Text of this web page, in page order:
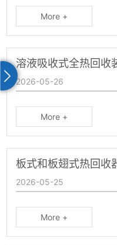
More +
溶液吸收式全热回收
2026-05-26
More +
板式和板翅式热回收
2026-05-25
More +